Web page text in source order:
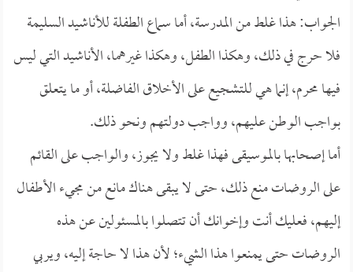
الجواب: هذا غلط من المدرسة، أما سماع الطفلة للأناشيد السليمة
فلا حرج في ذلك، وهكذا الطفل، وهكذا غيرهما، الأناشيد التي ليس
فيها محرم، إنما هي للتشجيع على الأخلاق الفاضلة، أو ما يتعلق
بواجب الوطن عليهم، وواجب دولتهم ونحو ذلك.
أما إصحابها بالموسيقى فهذا غلط ولا يجوز، والواجب على القائم
على الروضات منع ذلك، حتى لا يبقى هناك مانع من مجيء الأطفال
إليهم، فعليك أنت وإخوانك أن تتصلوا بالمسئولين عن هذه
الروضات حتى يمنعوا هذا الشيء؛ لأن هذا لا حاجة إليه، ويربي